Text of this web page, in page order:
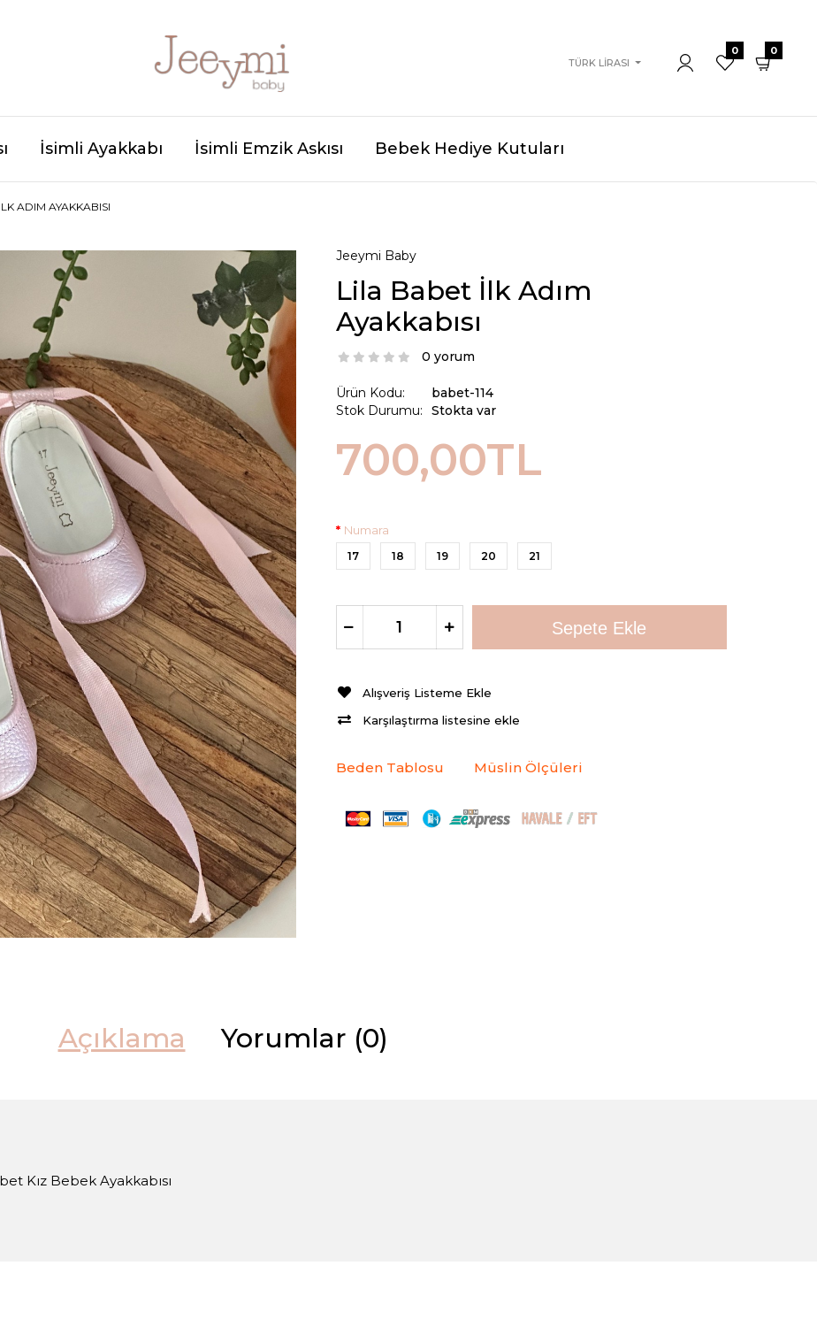
TÜRK LIRASI
0 0
İsimli Ayakkabı İsimli Emzik Askısı Bebek Hediye Kutuları
ADIM AYAKKABISI
Jeeymi Baby
Lila Babet İlk Adım
Ayakkabısı
0 yorum
Ürün Kodu:
Stok Durumu:
babet-114
Stokta var
700,00TL
Numara
17 18 19 20 21
Alışveriş Listeme Ekle
Karşılaştırma listesine ekle
Beden Tablosu Müslin Ölçüleri
Açıklama Yorumlar (0)
Kız Bebek Ayakkabısı